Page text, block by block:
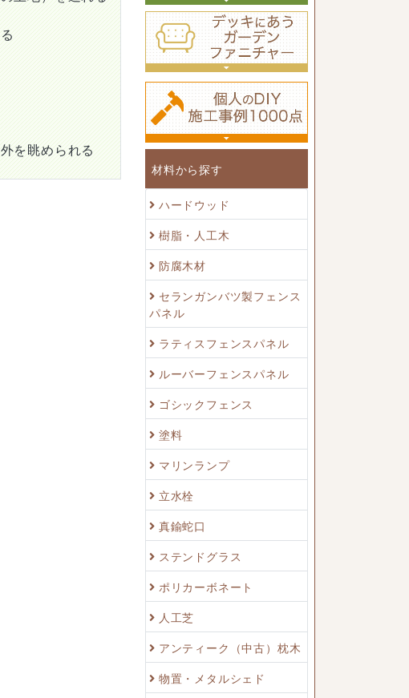
を眺められる
材料から探す
ハードウッド
樹脂・人工木
防腐木材
セランガンバツ製フェンス
パネル
ラティスフェンスパネル
ルーバーフェンスパネル
ゴシックフェンス
塗料
マリンランプ
立水栓
真鍮蛇口
ステンドグラス
ポリカーボネート
人工芝
アンティーク（中古）枕木
物置・メタルシェド